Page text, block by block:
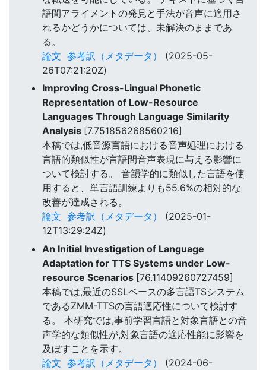
語間アライメントの発見と手法が音声に適用さ
れるかどうかについては、未解決のままであ
る。
論文 参考訳（メタデータ）
(2025-05-
26T07:21:20Z)
Improving Cross-Lingual Phonetic
Representation of Low-Resource
Languages Through Language Similarity
Analysis [7.751856268560216]
本稿では,低音源言語における音声処理における
言語的類似性が言語間音声表現に与える影響に
ついて検討する。 音韻学的に類似した言語を使
用すると、単言語訓練よりも55.6%の相対的な
改善が達成される。
論文 参考訳（メタデータ）
(2025-01-
12T13:29:24Z)
An Initial Investigation of Language
Adaptation for TTS Systems under Low-
resource Scenarios [76.11409260727459]
本稿では,最近のSSLベースの多言語TSシステム
であるZMM-TTSの言語適応性について検討す
る。 本研究では,事前学習言語と対象言語との音
声学的な類似性が,対象言語の適応性能に影響を
及ぼすことを示す。
論文 参考訳（メタデータ）
(2024-06-